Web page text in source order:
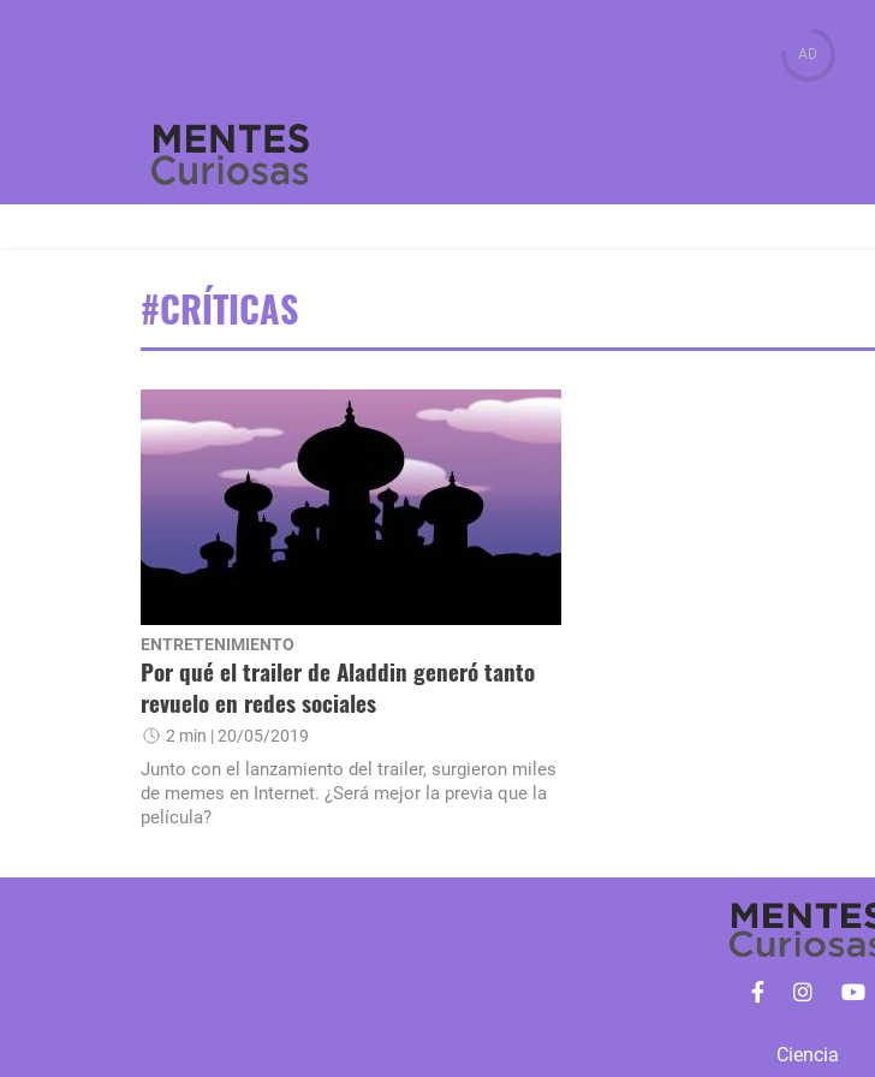
#CRÍTICAS
ENTRETENIMIENTO
Por qué el trailer de Aladdin generó tanto
revuelo en redes sociales
2 min | 20/05/2019
Junto con el lanzamiento del trailer, surgieron miles
de memes en Internet. ¿Será mejor la previa que la
película?
Ciencia